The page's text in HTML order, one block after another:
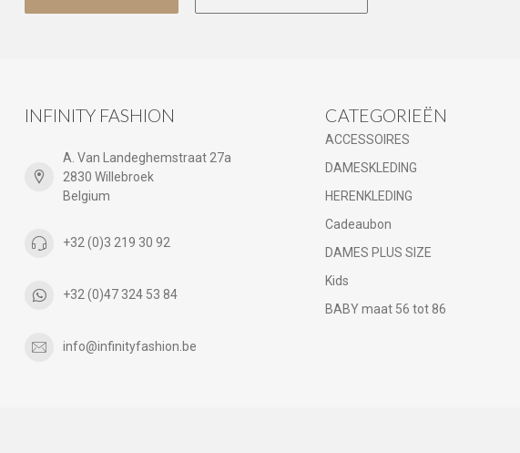
INFINITY FASHION
A. Van Landeghemstraat 27a
2830 Willebroek
Belgium
+32 (0)3 219 30 92
+32 (0)47 324 53 84
info@infinityfashion.be
CATEGORIEËN
ACCESSOIRES
DAMESKLEDING
HERENKLEDING
Cadeaubon
DAMES PLUS SIZE
Kids
BABY maat 56 tot 86